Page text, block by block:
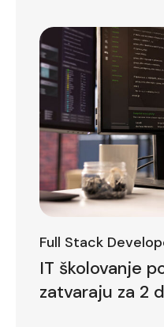
Full Stack
IT školovanje
zatvaraju za 2